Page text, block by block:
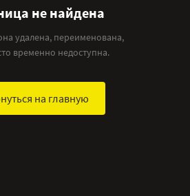
не найдена
удалена, переименована,
временно недоступна.
на главную